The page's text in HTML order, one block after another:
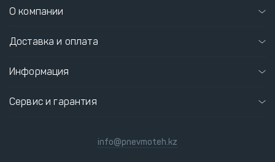
О компании
Доставка и оплата
Информация
Сервис и гарантия
info@pnevmoteh.kz